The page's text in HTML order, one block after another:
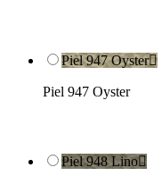
Piel 947 Oyster
Piel 947 Oyster
Piel 948 Lino